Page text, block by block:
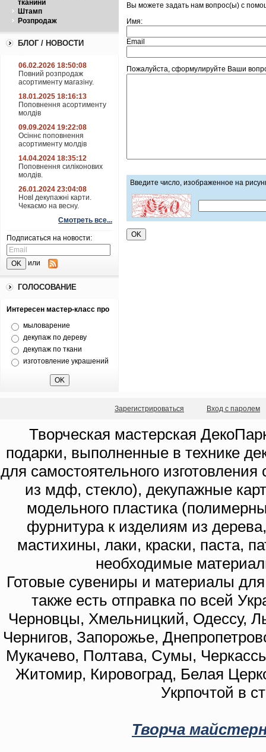
тканини
Штамп
Розпродаж
БЛОГ / НОВОСТИ
06.02.2026 18:50:08
Повний розпродаж
асортименту магазіну.
18.01.2025 18:16:13
Поповнення асортименту
молдів
09.09.2024 19:22:08
Осіннє поповнення
асортименту молдів
14.04.2024 18:35:12
Поповнення силіконових
молдів.
26.01.2024 23:04:08
НовІ декупажні карти.
Чекаємо на весну.
Смотреть все...
Подписаться на новости:
или
ГОЛОСОВАНИЕ
Интересен мастер-класс про
мыловарение
декупаж по дереву
декупаж по ткани
изготовление украшений
Вы можете задать нам вопрос(ы) с
Имя:
Email
Пожалуйста, сформулируйте Ваши
Введите число, изображенное на
Зарегистрироваться Вход с паролем
Творческая мастерская
подарки, выполненные в технике
для самостоятельного
из мдф, стекло), декупажные
модельного пластика
фурнитура к изделиям из
мастихины, лаки, краски, паста,
необходимые
Готовые сувениры и материалы
также есть отправка по всей
Черновцы, Хмельницкий, Одессу,
Чернигов, Запорожье,
Мукачево, Полтава, Сумы,
Житомир, Кировоград, Белая
Укрпочтой в
Творча